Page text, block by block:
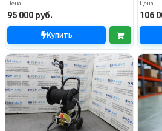
Цена
95 000 руб.
Купить
Цена
106